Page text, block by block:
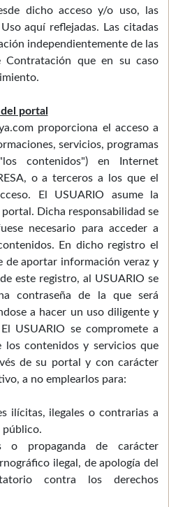
dicho acceso y/o uso, las
aquí reflejadas. Las citadas
independientemente de las
Contratación que en su caso
portal
proporciona el acceso a
servicios, programas
contenidos") en Internet
o a terceros a los que el
El USUARIO asume la
Dicha responsabilidad se
necesario para acceder a
En dicho registro el
de aportar información veraz y
este registro, al USUARIO se
contraseña de la que será
a hacer un uso diligente y
USUARIO se compromete a
los contenidos y servicios que
de su portal y con carácter
a no emplearlos para:
ilícitas, ilegales o contrarias a
público.
o propaganda de carácter
ilegal, de apología del
contra los derechos